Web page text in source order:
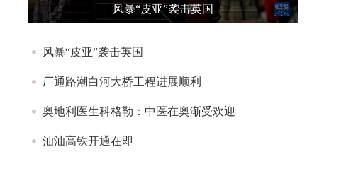
风暴“皮亚”袭击英国
风暴“皮亚”袭击英国
厂通路潮白河大桥工程进展顺利
奥地利医生科格勒：中医在奥渐受欢迎
汕汕高铁开通在即